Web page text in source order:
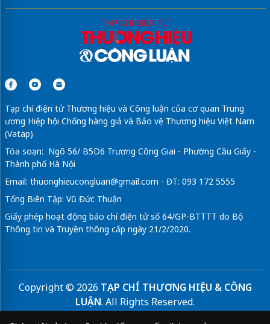
Tạp chí điện tử Thương hiệu và Công luận của cơ quan Trung
ương Hiệp hội Chống hàng giả và Bảo vệ Thương hiệu Việt Nam
(Vatap)
Tòa soạn: Ngõ 56/ B5D6 Trương Công Giai - Phường Cầu Giấy -
Thành phố Hà Nội
Email: thuonghieucongluan@gmail.com - ĐT: 093 172 5555
Tổng Biên Tập: Vũ Đức Thuận
Giấy phép hoạt động báo chí điện tử số 64/GP-BTTTT do Bộ
Thông tin và Truyền thông cấp ngày 21/2/2020.
Copyright © 2026 TẠP CHÍ THƯƠNG HIỆU & CÔNG
LUẬN. All Rights Reserved.
Bản quyền thuộc Tạp chí Thương hiệu và Công luận. Cấm